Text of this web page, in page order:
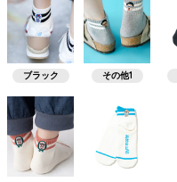
ブラック その他1